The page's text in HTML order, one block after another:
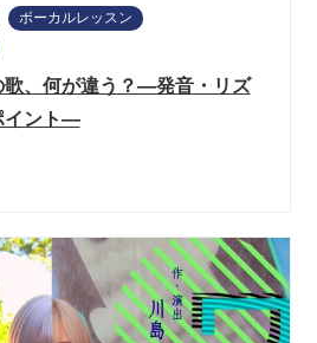
ボーカルレッスン
歌、何が違う？―発音・リズ
イント―